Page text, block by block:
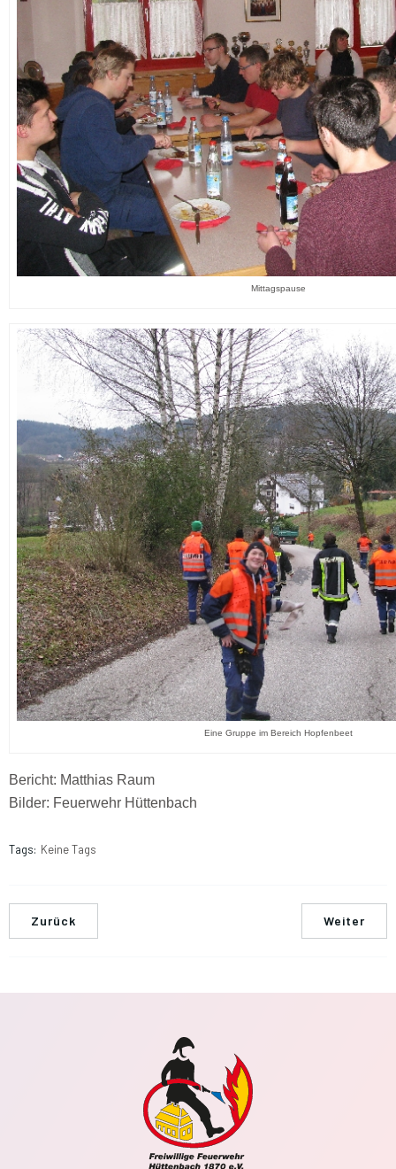
Mittagspause
Eine Gruppe im Bereich Hopfenbeet
Bericht: Matthias Raum
Bilder: Feuerwehr Hüttenbach
Tags: Keine Tags
Zurück Weiter